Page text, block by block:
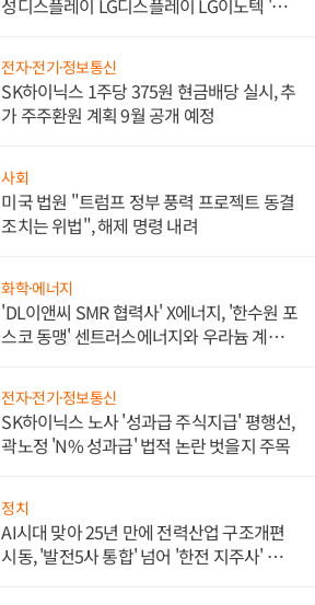
전자·전기·정보통신
SK하이닉스 1주당 375원 현금배당 실시, 추
가 주주환원 계획 9월 공개 예정
사회
미국 법원 "트럼프 정부 풍력 프로젝트 동결
조치는 위법", 해제 명령 내려
화학·에너지
'DL이앤씨 SMR 협력사' X에너지, '한수원 포
스코 동맹' 센트러스에너지와 우라늄 계약
전자·전기·정보통신
SK하이닉스 노사 '성과급 주식지급' 평행선,
곽노정 'N% 성과급' 법적 논란 벗을지 주목
정치
AI시대 맞아 25년 만에 전력산업 구조개편
시동, '발전5사 통합' 넘어 '한전 지주사' 재편